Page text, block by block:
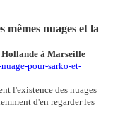
mêmes nuages et la
Hollande à Marseille
pour-sarko-et-
l'existence des nuages
d'en regarder les